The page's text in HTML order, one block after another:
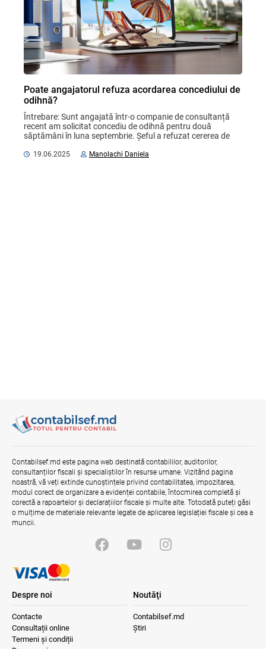
Poate angajatorul refuza acordarea concediului de
odihnă?
Întrebare: Sunt angajată într-o companie de consultanță
recent am solicitat concediu de odihnă pentru două
săptămâni în luna septembrie. Șeful a refuzat cererea de
19.06.2025 Manolachi Daniela
Contabilsef.md este pagina web destinată contabililor, auditorilor,
consultanților fiscali și specialiștilor în resurse umane. Vizitând pagina
noastră, vă veți extinde cunoștințele privind contabilitatea, impozitarea,
modul corect de organizare a evidenței contabile, întocmirea completă și
corectă a rapoartelor și declarațiilor fiscale și multe alte. Totodată puteți găsi
o mulțime de materiale relevante legate de aplicarea legislației fiscale și cea a
muncii.
Despre noi
Contacte
Consultații online
Termeni și condiții
Noutăţi
Contabilsef.md
Știri